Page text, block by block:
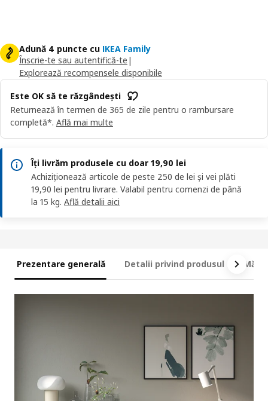
Adună 4 puncte cu IKEA Family
Înscrie-te sau autentifică-te |
Explorează recompensele disponibile
Este OK să te răzgândești
Returnează în termen de 365 de zile pentru o rambursare
completă*. Află mai multe
Îți livrăm produsele cu doar 19,90 lei
Achiziționează articole de peste 250 de lei și vei plăti
19,90 lei pentru livrare. Valabil pentru comenzi de până
la 15 kg. Află detalii aici
Prezentare generală Detalii privind produsul